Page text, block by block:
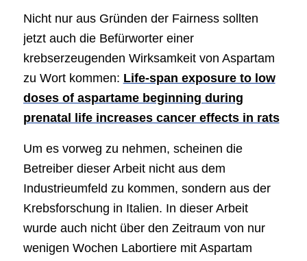
Nicht nur aus Gründen der Fairness sollten
jetzt auch die Befürworter einer
krebserzeugenden Wirksamkeit von Aspartam
zu Wort kommen: Life-span exposure to low
doses of aspartame beginning during
prenatal life increases cancer effects in rats
Um es vorweg zu nehmen, scheinen die
Betreiber dieser Arbeit nicht aus dem
Industrieumfeld zu kommen, sondern aus der
Krebsforschung in Italien. In dieser Arbeit
wurde auch nicht über den Zeitraum von nur
wenigen Wochen Labortiere mit Aspartam